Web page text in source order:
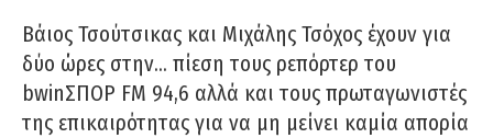
Βάιος Τσούτσικας και Μιχάλης Τσόχος έχουν για
δύο ώρες στην… πίεση τους ρεπόρτερ του
bwinΣΠΟΡ FM 94,6 αλλά και τους πρωταγωνιστές
της επικαιρότητας για να μη μείνει καμία απορία